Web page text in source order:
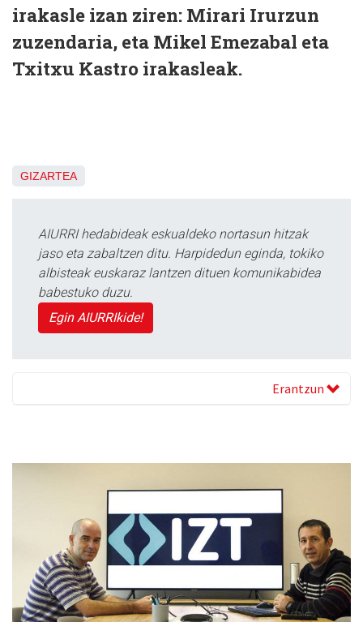
irakasle izan ziren: Mirari Irurzun
zuzendaria, eta Mikel Emezabal eta
Txitxu Kastro irakasleak.
GIZARTEA
AIURRI hedabideak eskualdeko nortasun hitzak
jaso eta zabaltzen ditu. Harpidedun eginda, tokiko
albisteak euskaraz lantzen dituen komunikabidea
babestuko duzu.
Egin AIURRIkide!
Erantzun